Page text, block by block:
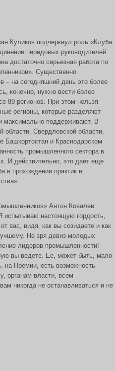
Куликов подчеркнул роль «Клуба
передовых руководителей
достаточно серьезная работа по
Существенно
– на сегодняшний день это более
конечно, нужно вести более
89 регионов. При этом нельзя
регионы, которые разделяют
максимально поддерживают. В
области, Свердловской области,
Башкортостан и Краснодарском
промышленного сектора в
И действительно, это дает еще
в прохождении практик и
Антон Ковалев
испытываю настоящую гордость,
вас, видя, как вы созидаете и как
Не зря девиз молодых
лидеров промышленности!
вы ведете. Ее, может быть, мало
на Премии, есть возможность
органам власти, всем
никогда не останавливаться и не